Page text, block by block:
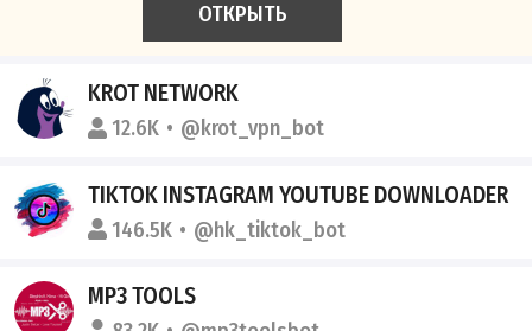
ОТКРЫТЬ
KROT NETWORK
12.6K @krot_vpn_bot
TIKTOK INSTAGRAM YOUTUBE DOWNLOADER
146.5K @hk_tiktok_bot
MP3 TOOLS